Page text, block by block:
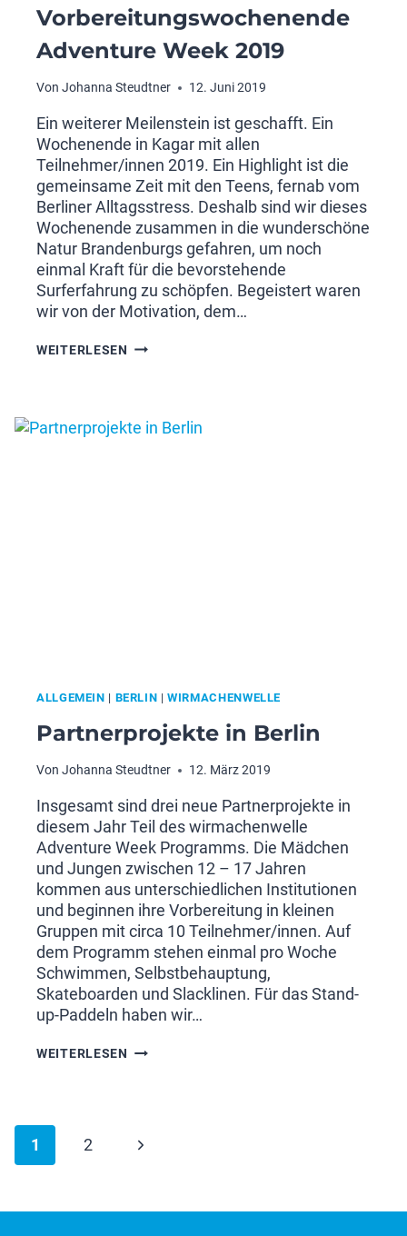
Vorbereitungswochenende
Adventure Week 2019
Von Johanna Steudtner 12. Juni 2019
Ein weiterer Meilenstein ist geschafft. Ein
Wochenende in Kagar mit allen
Teilnehmer/innen 2019. Ein Highlight ist die
gemeinsame Zeit mit den Teens, fernab vom
Berliner Alltagsstress. Deshalb sind wir dieses
Wochenende zusammen in die wunderschöne
Natur Brandenburgs gefahren, um noch
einmal Kraft für die bevorstehende
Surferfahrung zu schöpfen. Begeistert waren
wir von der Motivation, dem…
WEITERLESEN VORBEREITUNGSWOCHENENDE
ALLGEMEIN | BERLIN |WIRMACHENWELLE
Partnerprojekte in Berlin
Von Johanna Steudtner 12. März 2019
Insgesamt sind drei neue Partnerprojekte in
diesem Jahr Teil des wirmachenwelle
Adventure Week Programms. Die Mädchen
und Jungen zwischen 12 – 17 Jahren
kommen aus unterschiedlichen Institutionen
und beginnen ihre Vorbereitung in kleinen
Gruppen mit circa 10 Teilnehmer/innen. Auf
dem Programm stehen einmal pro Woche
Schwimmen, Selbstbehauptung,
Skateboarden und Slacklinen. Für das Stand-
up-Paddeln haben wir…
WEITERLESEN PARTNERPROJEKTE
Seitennavigation
1 2
Nächste